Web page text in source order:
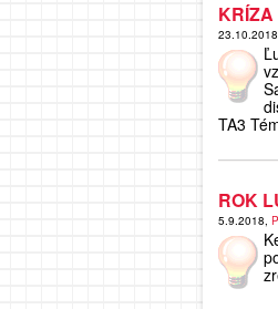
KRÍZA
TA3
ROK
5.9.2018,